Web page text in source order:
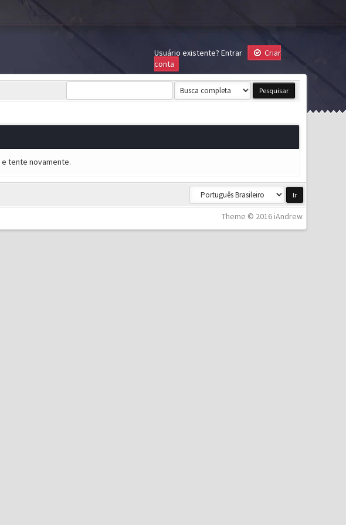
Usuário existente? Entrar
Criar
conta
tente novamente.
Theme © 2016 iAndrew